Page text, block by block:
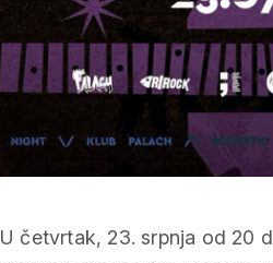
U četvrtak, 23. srpnja od 20